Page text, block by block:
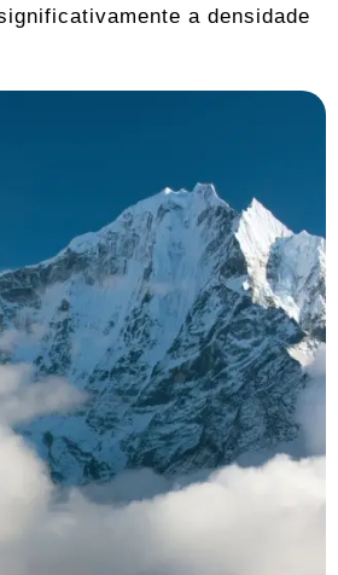
a densidade